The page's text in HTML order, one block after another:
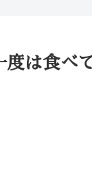
度は食べ